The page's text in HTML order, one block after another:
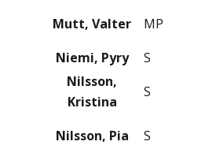
Mutt, Valter MP
Niemi, Pyry
S
Nilsson,
Kristina
S
Nilsson, Pia S